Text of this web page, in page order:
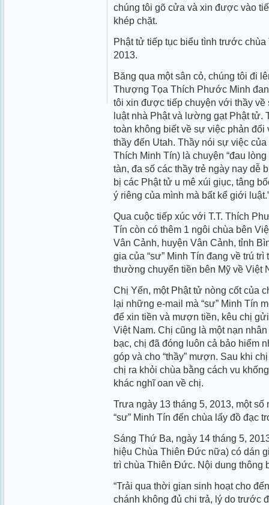
chúng tôi gõ cửa và xin được vào
khép chặt.
Phật tử tiếp tục biểu tình trước
2013.
Băng qua một sân cỏ, chúng tôi đi
Thượng Tọa Thích Phước Minh
tôi xin được tiếp chuyện với thầy về
luật nhà Phật và lường gạt Phật tử.
toàn không biết về sự việc phản
thầy đến Utah. Thầy nói sự việc của
Thích Minh Tín) là chuyện “đau
tàn, đa số các thầy trẻ ngày nay dễ
bị các Phật tử u mê xúi giục, tâng
ý riêng của mình mà bất kể giới
Qua cuộc tiếp xúc với T.T. Thích
Tín còn có thêm 1 ngôi chùa bên
Vân Cảnh, huyện Vân Cảnh, tỉnh
gia của “sư” Minh Tín đang về trú
thường chuyển tiền bên Mỹ về Việt
Chị Yến, một Phật tử nòng cốt của
lại những e-mail mà “sư” Minh Tín
để xin tiền và mượn tiền, kêu chị
Việt Nam. Chị cũng là một nạn
bạc, chị đã đóng luôn cả bảo hiểm
góp và cho “thầy” mượn. Sau khi
chị ra khỏi chùa bằng cách vu
khác nghĩ oan về chị.
Trưa ngày 13 tháng 5, 2013, một
“sư” Minh Tín đến chùa lấy đồ đạc
Sáng Thứ Ba, ngày 14 tháng 5,
hiệu Chùa Thiên Ðức nữa) có dán
trì chùa Thiên Ðức. Nội dung thông
“Trải qua thời gian sinh hoạt cho
chánh không đủ chi trả, lý do trước